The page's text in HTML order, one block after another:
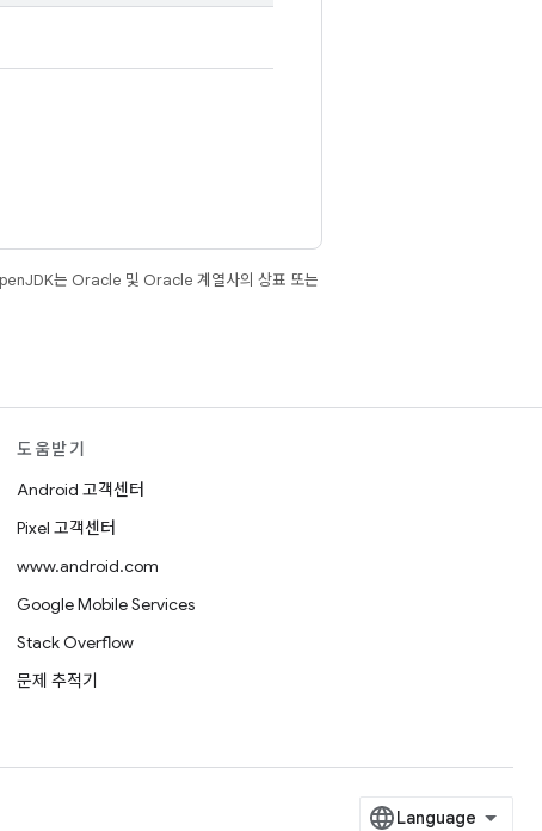
는 Oracle 및 Oracle 계열사의 상표 또는
도움받기
Android 고객센터
Pixel 고객센터
www.android.com
Google Mobile Services
Stack Overflow
문제 추적기